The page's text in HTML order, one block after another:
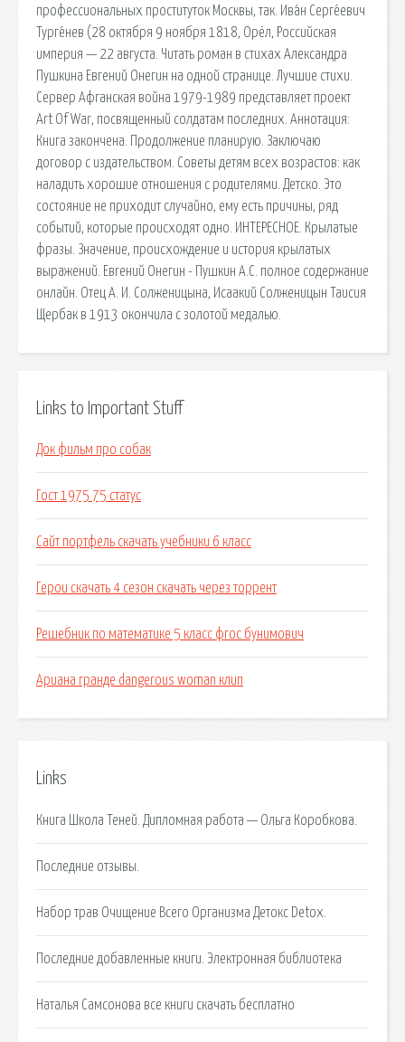
профессиональных проституток Москвы, так. Ива́н Серге́евич
Турге́нев (28 октября 9 ноября 1818, Орёл, Российская
империя — 22 августа. Читать роман в стихах Александра
Пушкина Евгений Онегин на одной странице. Лучшие стихи.
Сервер Афганская война 1979-1989 представляет проект
Art Of War, посвященный солдатам последних. Аннотация:
Книга закончена. Продолжение планирую. Заключаю
договор с издательством. Советы детям всех возрастов: как
наладить хорошие отношения с родителями. Детско. Это
состояние не приходит случайно, ему есть причины, ряд
событий, которые происходят одно. ИНТЕРЕСНОЕ. Крылатые
фразы. Значение, происхождение и история крылатых
выражений. Евгений Онегин - Пушкин А.С. полное содержание
онлайн. Отец А. И. Солженицына, Исаакий Солженицын Таисия
Щербак в 1913 окончила с золотой медалью.
Links to Important Stuff
Док фильм про собак
Гост 1975 75 статус
Сайт портфель скачать учебники 6 класс
Герои скачать 4 сезон скачать через торрент
Решебник по математике 5 класс фгос бунимович
Ариана гранде dangerous woman клип
Links
Книга Школа Теней. Дипломная работа — Ольга Коробкова.
Последние отзывы.
Набор трав Очищение Всего Организма Детокс Detoх.
Последние добавленные книги. Электронная библиотека
Наталья Самсонова все книги скачать бесплатно